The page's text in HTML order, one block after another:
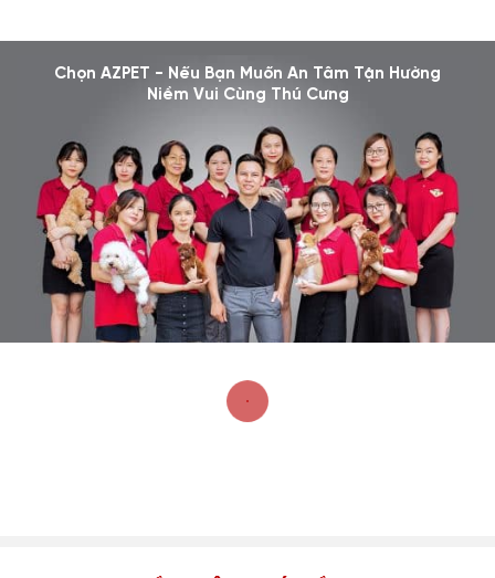
Chọn AZPET - Nếu Bạn Muốn An Tâm Tận Hưởng
Niềm Vui Cùng Thú Cưng